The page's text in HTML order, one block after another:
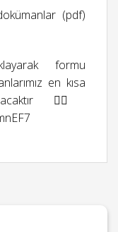
(pdf)
formu
en kısa
👉🏻